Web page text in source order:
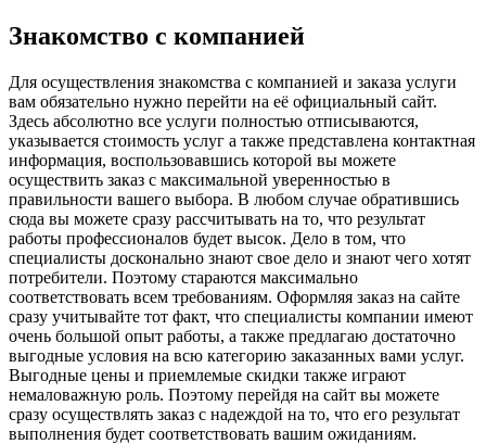
Знакомство с компанией
Для осуществления знакомства с компанией и заказа услуги
вам обязательно нужно перейти на её официальный сайт.
Здесь абсолютно все услуги полностью отписываются,
указывается стоимость услуг а также представлена контактная
информация, воспользовавшись которой вы можете
осуществить заказ с максимальной уверенностью в
правильности вашего выбора. В любом случае обратившись
сюда вы можете сразу рассчитывать на то, что результат
работы профессионалов будет высок. Дело в том, что
специалисты досконально знают свое дело и знают чего хотят
потребители. Поэтому стараются максимально
соответствовать всем требованиям. Оформляя заказ на сайте
сразу учитывайте тот факт, что специалисты компании имеют
очень большой опыт работы, а также предлагаю достаточно
выгодные условия на всю категорию заказанных вами услуг.
Выгодные цены и приемлемые скидки также играют
немаловажную роль. Поэтому перейдя на сайт вы можете
сразу осуществлять заказ с надеждой на то, что его результат
выполнения будет соответствовать вашим ожиданиям.